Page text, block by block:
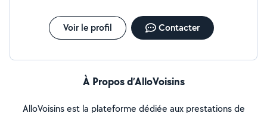
Voir le profil Contacter
À Propos d’AlloVoisins
AlloVoisins est la plateforme dédiée aux prestations de